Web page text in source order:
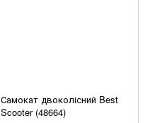
Самокат двоколісний Best
Scooter (48664)